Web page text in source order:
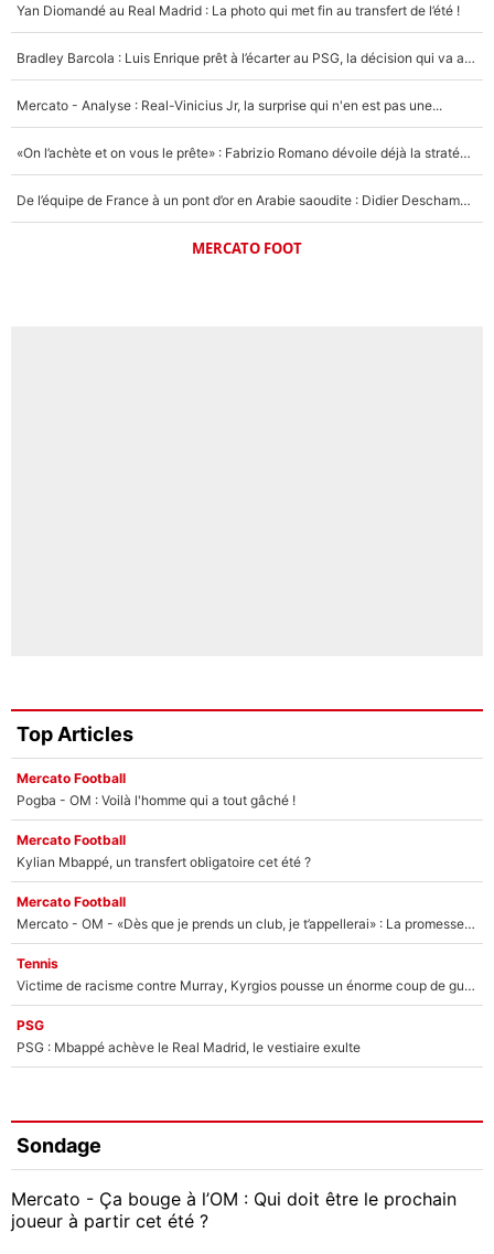
Yan Diomandé au Real Madrid : La photo qui met fin au transfert de l’été !
Bradley Barcola : Luis Enrique prêt à l’écarter au PSG, la décision qui va accélérer son transfert à Liverpool ?
Mercato - Analyse : Real-Vinicius Jr, la surprise qui n'en est pas une...
«On l’achète et on vous le prête» : Fabrizio Romano dévoile déjà la stratégie du PSG avec le transfert de Zion Suzuki !
De l’équipe de France à un pont d’or en Arabie saoudite : Didier Deschamps a donné sa réponse !
MERCATO FOOT
Top Articles
Mercato Football
Pogba - OM : Voilà l'homme qui a tout gâché !
Mercato Football
Kylian Mbappé, un transfert obligatoire cet été ?
Mercato Football
Mercato - OM - «Dès que je prends un club, je t’appellerai» : La promesse de Marcelino au moment de claquer la porte
Tennis
Victime de racisme contre Murray, Kyrgios pousse un énorme coup de gueule !
PSG
PSG : Mbappé achève le Real Madrid, le vestiaire exulte
Sondage
Mercato - Ça bouge à l’OM : Qui doit être le prochain
joueur à partir cet été ?